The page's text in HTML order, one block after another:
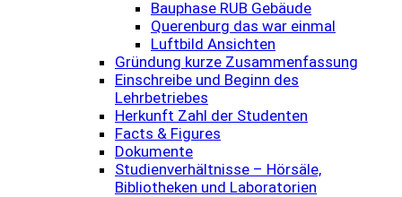
Bauphase RUB Gebäude
Querenburg das war einmal
Luftbild Ansichten
Gründung kurze Zusammenfassung
Einschreibe und Beginn des
Lehrbetriebes
Herkunft Zahl der Studenten
Facts & Figures
Dokumente
Studienverhältnisse – Hörsäle,
Bibliotheken und Laboratorien